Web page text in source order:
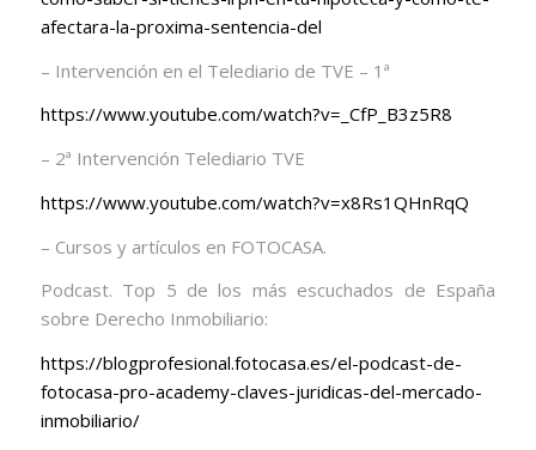
afectara-la-proxima-sentencia-del
– Intervención en el Telediario de TVE – 1ª
https://www.youtube.com/watch?v=_CfP_B3z5R8
– 2ª Intervención Telediario TVE
https://www.youtube.com/watch?v=x8Rs1QHnRqQ
– Cursos y artículos en FOTOCASA.
Podcast. Top 5 de los más escuchados de España
sobre Derecho Inmobiliario:
https://blogprofesional.fotocasa.es/el-podcast-de-
fotocasa-pro-academy-claves-juridicas-del-mercado-
inmobiliario/